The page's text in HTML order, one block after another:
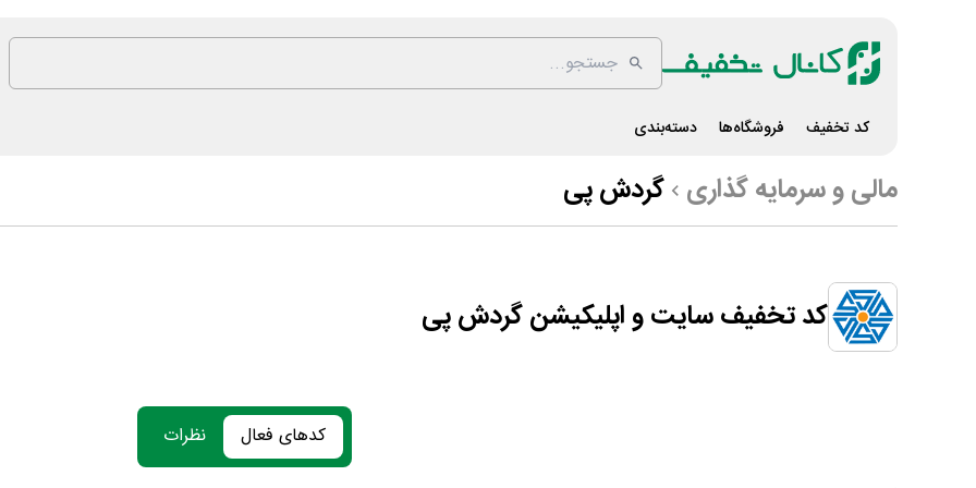
کد تخفیف فروشگاه‌ها دسته‌بندی
مالی و سرمایه گذاری گردش پی
کد تخفیف سایت و اپلیکیشن گردش پی
کدهای فعال نظرات